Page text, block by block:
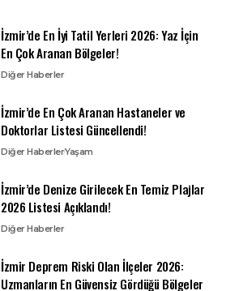
İzmir’de En İyi Tatil Yerleri 2026: Yaz İçin
En Çok Aranan Bölgeler!
Diğer Haberler
İzmir’de En Çok Aranan Hastaneler ve
Doktorlar Listesi Güncellendi!
Diğer HaberlerYaşam
İzmir’de Denize Girilecek En Temiz Plajlar
2026 Listesi Açıklandı!
Diğer Haberler
İzmir Deprem Riski Olan İlçeler 2026:
Uzmanların En Güvensiz Gördüğü Bölgeler